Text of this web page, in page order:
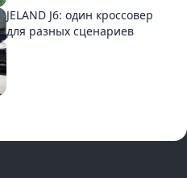
JELAND J6: один кроссовер
для разных сценариев